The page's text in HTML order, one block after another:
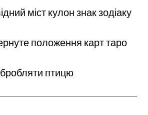
міст кулон знак зодіаку
положення карт таро
птицю